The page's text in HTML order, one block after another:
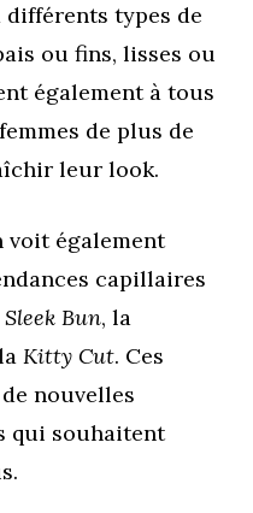
différents types de
ou fins, lisses ou
également à tous
de plus de
leur look.
voit également
capillaires
Sleek Bun, la
Kitty Cut. Ces
nouvelles
qui souhaitent